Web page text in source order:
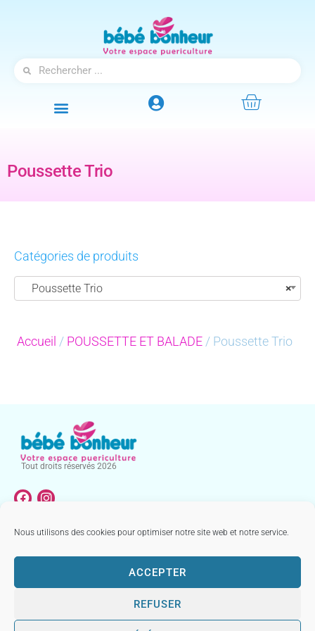
Nous utilisons des cookies pour optimiser notre site web et notre service.
ACCEPTER
REFUSER
Poussette Trio
Catégories de produits
×
Poussette Trio
Accueil / POUSSETTE ET BALADE / Poussette Trio
Tout droits réservés 2026
MENTIONS LÉGALES & CONDITIONS GÉNÉRALES DE VENTE